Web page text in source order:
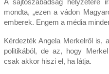
mondta, „ezen a vádon
emberek. Engem a média
Kérdezték Angela Merkelről is,
politikából, de az, hogy
csak akkor hiszi el, ha látja.